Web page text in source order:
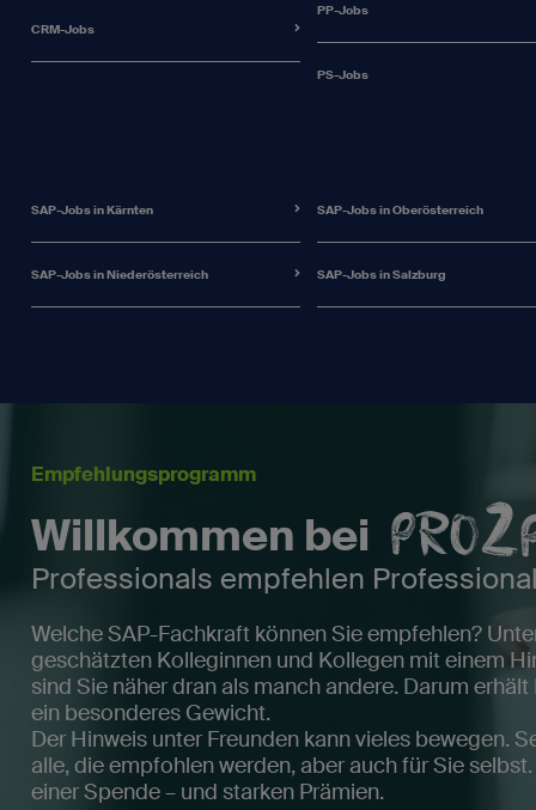
CRM-Jobs
PP-Jobs
PS-Jobs
SAP-Jobs in Kärnten
SAP-Jobs in Niederösterreich
SAP-Jobs in Oberösterreich
SAP-Jobs in Salzburg
Empfehlungsprogramm
Willkommen bei
Professionals empfehlen
Welche SAP-Fachkraft können Sie empfehlen?
geschätzten Kolleginnen und Kollegen mit einem
sind Sie näher dran als manch andere. Darum
ein besonderes Gewicht.
Der Hinweis unter Freunden kann vieles bewegen.
alle, die empfohlen werden, aber auch für Sie
einer Spende – und starken Prämien.